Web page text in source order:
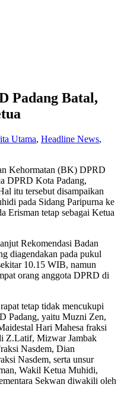
Padang Batal,
Utama, Headline News,
Kehormatan (BK) DPRD
DPRD Kota Padang,
itu tersebut disampaikan
pada Sidang Paripurna ke
Erisman tetap sebagai Ketua
Rekomendasi Badan
diagendakan pada pukul
10.15 WIB, namun
orang anggota DPRD di
tetap tidak mencukupi
Padang, yaitu Muzni Zen,
Hari Mahesa fraksi
Z.Latif, Mizwar Jambak
Nasdem, Dian
Nasdem, serta unsur
Wakil Ketua Muhidi,
Sekwan diwakili oleh